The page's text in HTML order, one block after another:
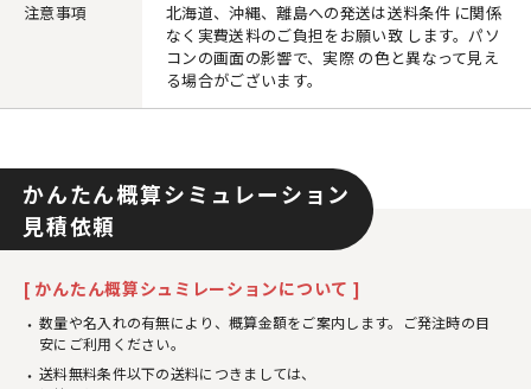
注意事項
北海道、沖縄、離島への発送は送料条件 に関係
なく実費送料のご負担をお願い致 します。パソ
コンの画面の影響で、実際 の色と異なって見え
る場合がございます。
かんたん概算シミュレーション
見積依頼
[ かんたん概算シュミレーションについて ]
数量や名入れの有無により、概算金額をご案内します。ご発注時の目
安にご利用ください。
送料無料条件以下の送料につきましては、